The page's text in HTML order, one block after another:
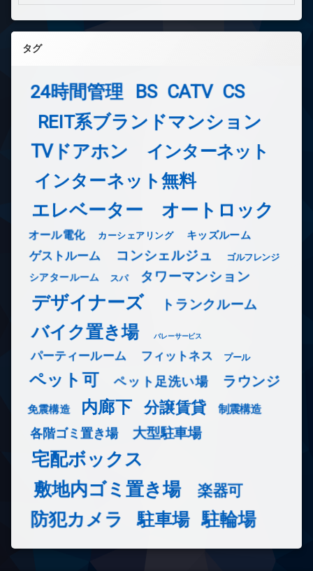
タグ
24時間管理 BS CATV CS
REIT系ブランドマンション
TVドアホン インターネット
インターネット無料
エレベーター オートロック
オール電化 カーシェアリング キッズルーム
ゲストルーム コンシェルジュ ゴルフレンジ
シアタールーム スパ タワーマンション
デザイナーズ トランクルーム
バイク置き場 バレーサービス
パーティールーム フィットネス プール
ペット可 ペット足洗い場 ラウンジ
免震構造 内廊下 分譲賃貸 制震構造
各階ゴミ置き場 大型駐車場
宅配ボックス
敷地内ゴミ置き場
楽器可
防犯カメラ 駐車場 駐輪場